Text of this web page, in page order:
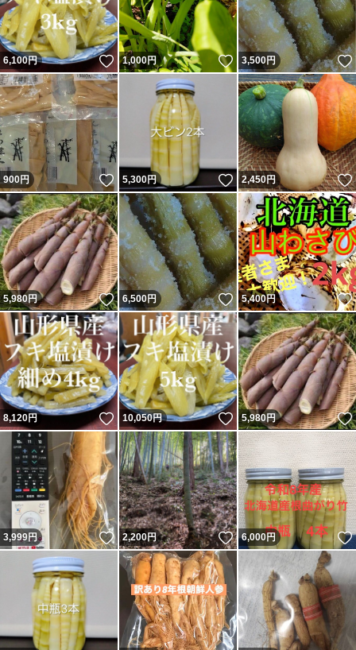
6,100円 いいね！
1,000円 いいね！
3,500円
900円 いいね！
5,300円 いいね！
2,450円
5,980円 いいね！
6,500円 いいね！
5,400円
8,120円 いいね！
10,050円 いいね！
5,980円
3,999円 いいね！
2,200円 いいね！
6,000円